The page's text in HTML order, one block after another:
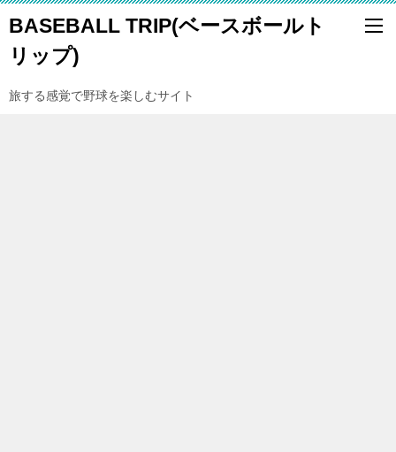
BASEBALL TRIP(ベースボールト
リップ)
旅する感覚で野球を楽しむサイト